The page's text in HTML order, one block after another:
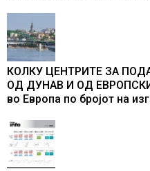
промени текот на
КОЛКУ ЦЕНТРИТЕ ЗА
ОД ДУНАВ И ОД
во Европа по бројот на